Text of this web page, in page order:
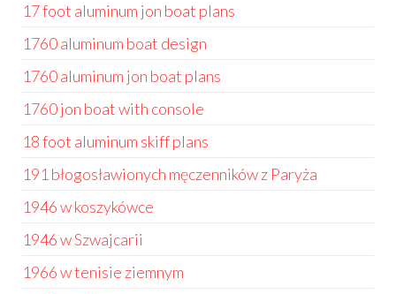
17 foot aluminum jon boat plans
1760 aluminum boat design
1760 aluminum jon boat plans
1760 jon boat with console
18 foot aluminum skiff plans
191 błogosławionych męczenników z Paryża
1946 w koszykówce
1946 w Szwajcarii
1966 w tenisie ziemnym